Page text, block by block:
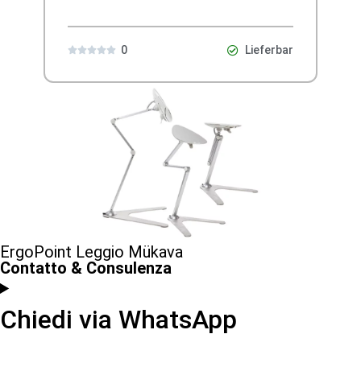
0
 Lieferbar
ErgoPoint Leggio Mükava
Contatto & Consulenza
Chiedi via WhatsApp